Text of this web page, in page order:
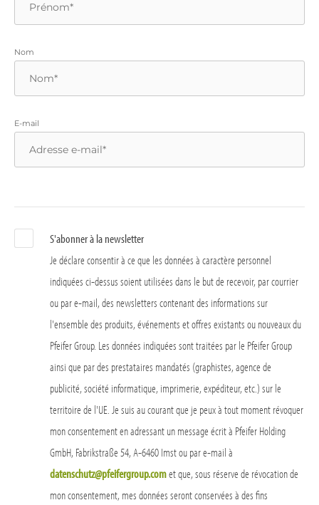
Nom
E-mail
S'abonner à la newsletter
Je déclare consentir à ce que les données à caractère personnel
indiquées ci-dessus soient utilisées dans le but de recevoir, par courrier
ou par e-mail, des newsletters contenant des informations sur
l'ensemble des produits, événements et offres existants ou nouveaux du
Pfeifer Group. Les données indiquées sont traitées par le Pfeifer Group
ainsi que par des prestataires mandatés (graphistes, agence de
publicité, société informatique, imprimerie, expéditeur, etc.) sur le
territoire de l'UE. Je suis au courant que je peux à tout moment révoquer
mon consentement en adressant un message écrit à Pfeifer Holding
GmbH, Fabrikstraße 54, A-6460 Imst ou par e-mail à
datenschutz@pfeifergroup.comet que, sous réserve de révocation de
mon consentement, mes données seront conservées à des fins